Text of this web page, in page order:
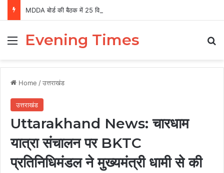
MenuEvening Times
Home /उत्तराखंड
उत्तराखंड
Uttarakhand News: चारधाम
यात्रा संचालन पर BKTC
प्रतिनिधिमंडल ने मुख्यमंत्री धामी से की